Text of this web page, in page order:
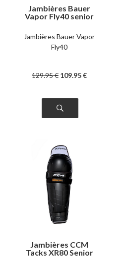
Jambières Bauer
Vapor Fly40 senior
Jambières Bauer Vapor
Fly40
129.95€ 109.95€
Jambières CCM
Tacks XR80 Senior